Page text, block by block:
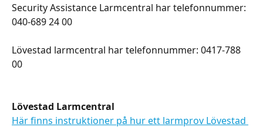
Security Assistance Larmcentral har telefonnummer:
040-689 24 00
Lövestad larmcentral har telefonnummer: 0417-788
00
Lövestad Larmcentral
Här finns instruktioner på hur ett larmprov Lövestad